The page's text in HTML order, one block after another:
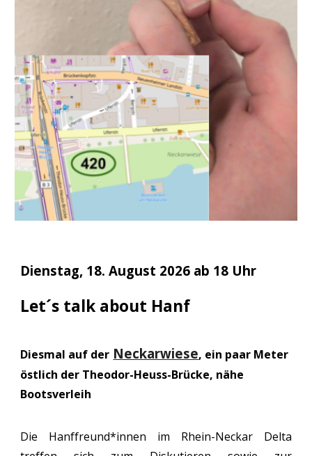
Dienstag, 18. August 2026 ab 18 Uhr
Let´s talk about Hanf
Diesmal auf der Neckarwiese, ein paar Meter
östlich der Theodor-Heuss-Brücke, nähe
Bootsverleih
Die Hanffreund*innen im Rhein-Neckar Delta